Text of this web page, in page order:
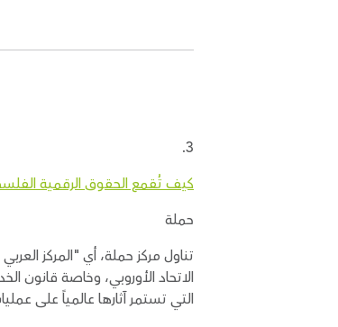
3.
كيف تُقمع الحقوق الرقمية
حملة
تناول مركز حملة، أي "المركز
الاتحاد الأوروبي، وخاصة قانون
التي تستمر آثارها عالمياً على